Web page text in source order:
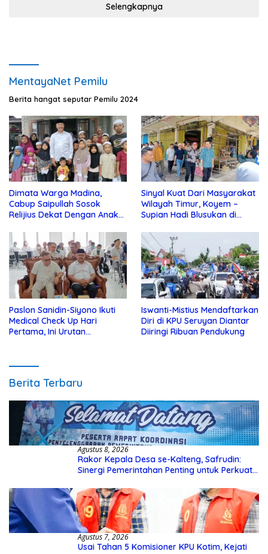
Selengkapnya
MentayaNet Pemilu
Berita hangat seputar Pemilu 2024
Dimata Warga Madina,
Cabup Saipullah Sosok
Relijius Dekat Dengan Anak
Sinyal Kuat Dari Masyarakat
Wilayah Timur, Koyem –
Supian Hadi Blusukan di
Paslon Sanidin-Siyono Ikuti
Medical Check Up Hari
Pertama, Ini Urutan
Iswanti-Mistius Mendaftarkan
Diri di KPU Seruyan Diantar
Diiringi Ribuan Pendukung
Berita Terbaru
Agustus 8, 2026
Rakor Kepala Desa se-Kalteng, Safrudin:
Sinergi Pemerintahan Penting untuk Perkuat
Agustus 7, 2026
Usai Tahan 5 Komisioner KPU Kotim, Kejati